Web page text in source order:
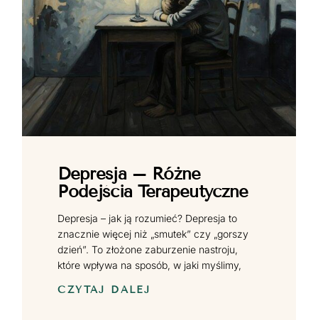
Depresja – Różne
Podejścia Terapeutyczne
Depresja – jak ją rozumieć? Depresja to
znacznie więcej niż „smutek” czy „gorszy
dzień”. To złożone zaburzenie nastroju,
które wpływa na sposób, w jaki myślimy,
CZYTAJ DALEJ